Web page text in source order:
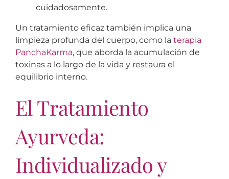
cuidadosamente.
Un tratamiento eficaz también implica una
limpieza profunda del cuerpo, como la terapia
PanchaKarma, que aborda la acumulación de
toxinas a lo largo de la vida y restaura el
equilibrio interno.
El Tratamiento
Ayurveda:
Individualizado y